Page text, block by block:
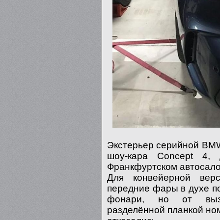
Экстерьер серийной
шоу-кара Concept 4,
Франкфуртском
Для конвейерной
передние фары в духе
фонари, но от
разделённой планкой